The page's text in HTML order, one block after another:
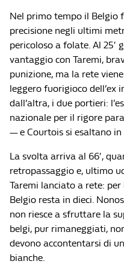
Nel primo tempo il Belgio
precisione negli ultimi
pericoloso a folate. Al
vantaggio con Taremi,
punizione, ma la rete
leggero fuorigioco dell’ex
dall’altra, i due portieri:
nazionale per il rigore
— e Courtois si esaltano in
La svolta arriva al 66′,
retropassaggio e, ultimo
Taremi lanciato a rete:
Belgio resta in dieci.
non riesce a sfruttare la
belgi, pur rimaneggiati,
devono accontentarsi di
bianche.